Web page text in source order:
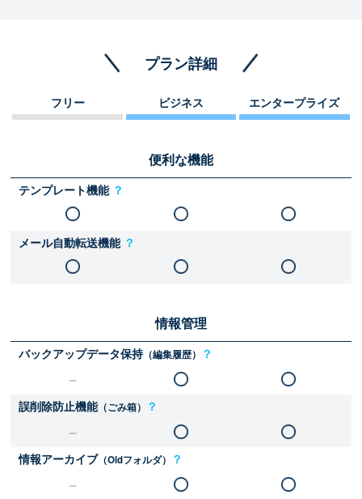
プラン詳細
フリー ビジネス エンタープライズ
便利な機能
テンプレート機能 ？
メール自動転送機能 ？
情報管理
バックアップデータ保持（編集履歴） ？
誤削除防止機能（ごみ箱） ？
情報アーカイブ（Oldフォルダ） ？